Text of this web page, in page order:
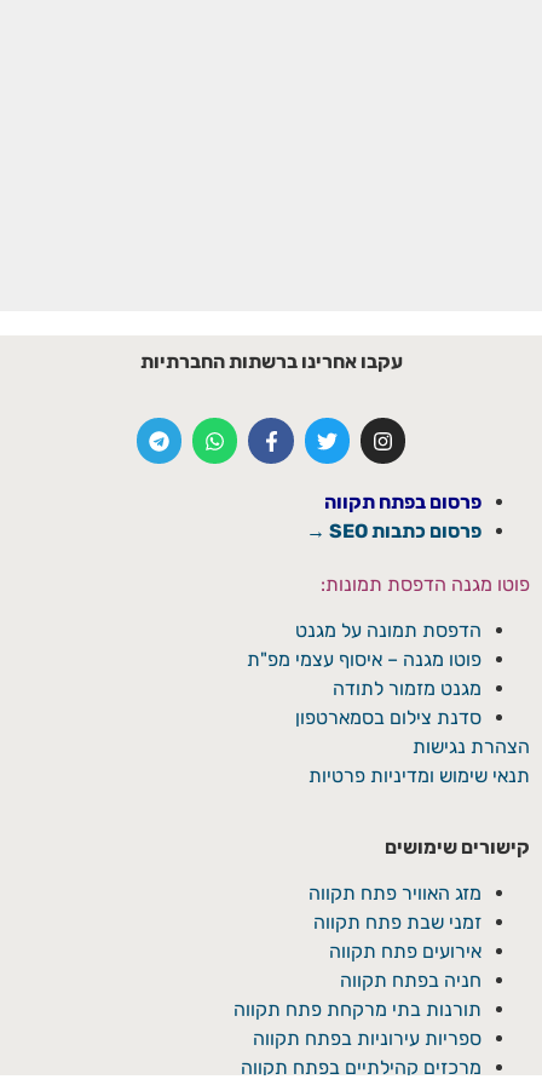
עקבו אחרינו ברשתות החברתיות
פרסום בפתח תקווה
פרסום כתבות SEO →
פוטו מגנה הדפסת תמונות:
הדפסת תמונה על מגנט
פוטו מגנה – איסוף עצמי מפ"ת
מגנט מזמור לתודה
סדנת צילום בסמארטפון
הצהרת נגישות
תנאי שימוש ומדיניות פרטיות
קישורים שימושים
מזג האוויר פתח תקווה
זמני שבת פתח תקווה
אירועים פתח תקווה
חניה בפתח תקווה
תורנות בתי מרקחת פתח תקווה
ספריות עירוניות בפתח תקווה
מרכזים קהילתיים בפתח תקווה